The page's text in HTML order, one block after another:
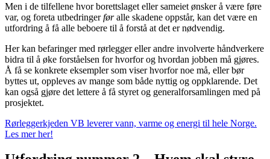
Men i de tilfellene hvor borettslaget eller sameiet ønsker å være føre
var, og foreta utbedringerføralle skadene oppstår, kan det være en
utfordring å få alle beboere til å forstå at det er nødvendig.
Her kan befaringer med rørlegger eller andre involverte håndverkere
bidra til å øke forståelsen for hvorfor og hvordan jobben må gjøres.
Å få se konkrete eksempler som viser hvorfor noe må, eller bør
byttes ut, oppleves av mange som både nyttig og oppklarende. Det
kan også gjøre det lettere å få styret og generalforsamlingen med på
prosjektet.
Rørleggerkjeden VB leverer vann, varme og energi til hele Norge.
Les mer her!